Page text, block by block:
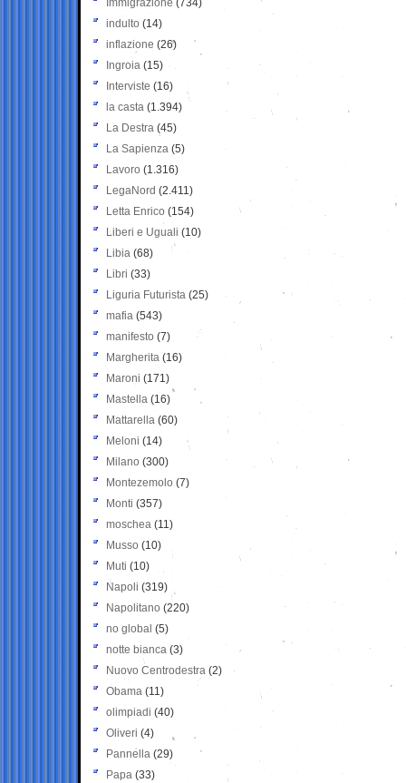
Immigrazione (734)
indulto (14)
inflazione (26)
Ingroia (15)
Interviste (16)
la casta (1.394)
La Destra (45)
La Sapienza (5)
Lavoro (1.316)
LegaNord (2.411)
Letta Enrico (154)
Liberi e Uguali (10)
Libia (68)
Libri (33)
Liguria Futurista (25)
mafia (543)
manifesto (7)
Margherita (16)
Maroni (171)
Mastella (16)
Mattarella (60)
Meloni (14)
Milano (300)
Montezemolo (7)
Monti (357)
moschea (11)
Musso (10)
Muti (10)
Napoli (319)
Napolitano (220)
no global (5)
notte bianca (3)
Nuovo Centrodestra (2)
Obama (11)
olimpiadi (40)
Oliveri (4)
Pannella (29)
Papa (33)